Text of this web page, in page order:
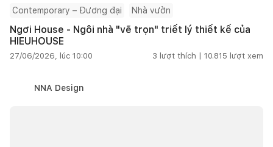
Contemporary – Đương đại Nhà vườn
Ngơi House - Ngôi nhà "vẽ trọn" triết lý thiết kế của
HIEUHOUSE
27/06/2026, lúc 10:00 3 lượt thích | 10.815 lượt xem
NNA Design